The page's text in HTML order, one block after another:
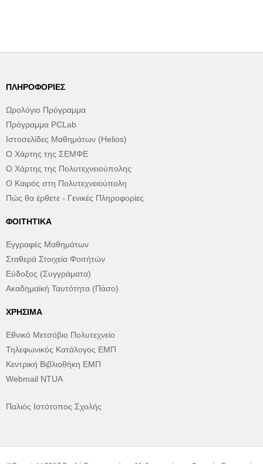
ΠΛΗΡΟΦΟΡΊΕΣ
Ωρολόγιο Πρόγραμμα
Πρόγραμμα PCLab
Ιστοσελίδες Μαθημάτων (Helios)
Ο Χάρτης της ΣΕΜΦΕ
Ο Χάρτης της Πολυτεχνειούπολης
Ο Καιρός στη Πολυτεχνειούπολη
Πώς θα έρθετε - Γενικές Πληροφορίες
ΦΟΙΤΗΤΙΚΆ
Εγγραφές Μαθημάτων
Σταθερά Στοιχεία Φοιτήτών
Εύδοξος (Συγγράματα)
Ακαδημαϊκή Ταυτότητα (Πάσο)
ΧΡΉΣΙΜΑ
Εθνικό Μετσόβιο Πολυτεχνείο
Τηλεφωνικός Κατάλογος ΕΜΠ
Κεντρική Βιβλιοθήκη ΕΜΠ
Webmail NTUA
Παλιός Ιστότοπος Σχολής